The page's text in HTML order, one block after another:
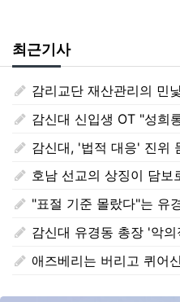
최근기사
감리교단 재산관리의 민
감신대 신입생 OT "성희롱
감신대, '법적 대응' 진위 묻
호남 선교의 상징이 담보
"표절 기준 몰랐다"는 유
감신대 유경동 총장 '악의적 표절' 판정
애즈베리는 버리고 퀴어